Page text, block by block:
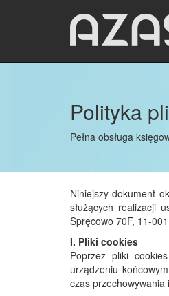
Polityka
Pełna obsługa
Niniejszy dokument
służących realizacji
Spręcowo 70F, 11-
I. Pliki cookies
Poprzez pliki
urządzeniu
czas